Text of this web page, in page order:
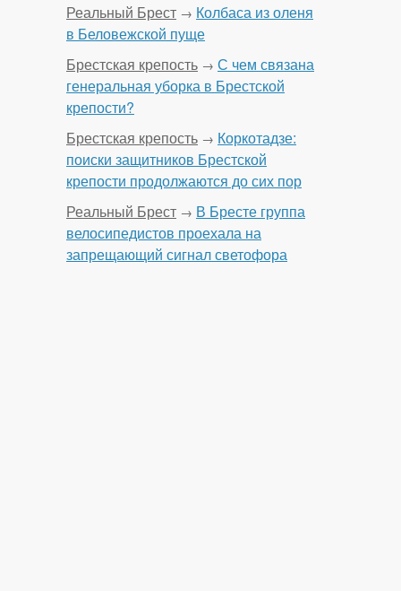
Реальный Брест → Колбаса из оленя
в Беловежской пуще
Брестская крепость → С чем связана
генеральная уборка в Брестской
крепости?
Брестская крепость → Коркотадзе:
поиски защитников Брестской
крепости продолжаются до сих пор
Реальный Брест → В Бресте группа
велосипедистов проехала на
запрещающий сигнал светофора